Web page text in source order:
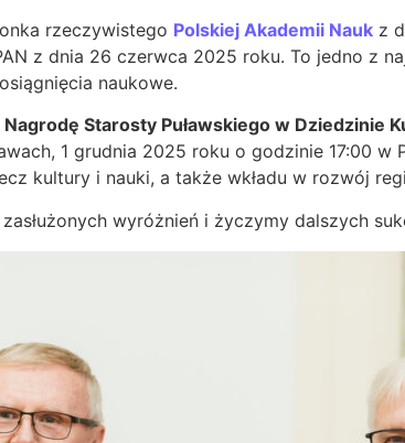
rzeczywistego Polskiej Akademii Nauk z
z dnia 26 czerwca 2025 roku. To jedno z
naukowe.
Starosty Puławskiego w Dziedzinie
1 grudnia 2025 roku o godzinie 17:00 w
kultury i nauki, a także wkładu w rozwój
wyróżnień i życzymy dalszych